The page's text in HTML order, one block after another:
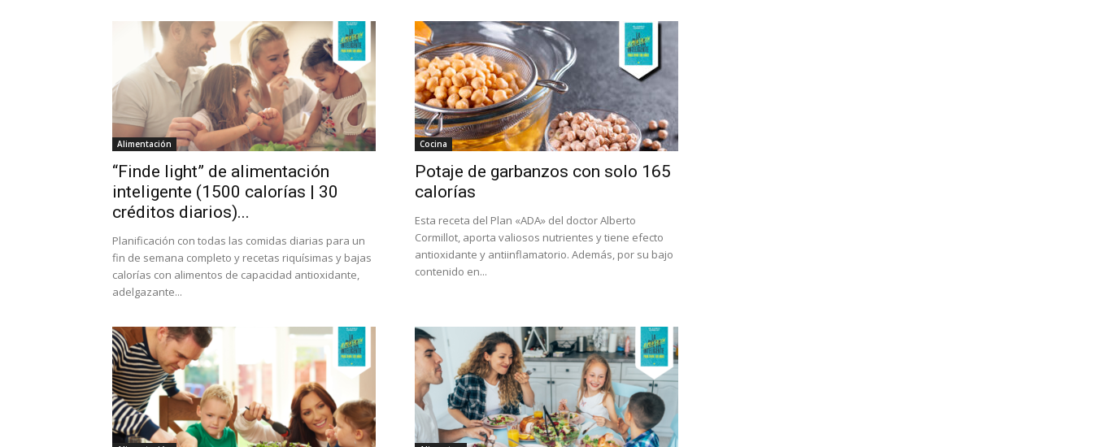
Alimentación
“Finde light” de alimentación
inteligente (1500 calorías | 30
créditos diarios)...
Planificación con todas las comidas diarias para un
fin de semana completo y recetas riquísimas y bajas
calorías con alimentos de capacidad antioxidante,
adelgazante...
Cocina
Potaje de garbanzos con solo 165
calorías
Esta receta del Plan «ADA» del doctor Alberto
Cormillot, aporta valiosos nutrientes y tiene efecto
antioxidante y antiinflamatorio. Además, por su bajo
contenido en...